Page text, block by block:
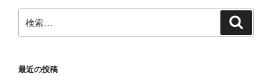
ン
索:
最近の投稿